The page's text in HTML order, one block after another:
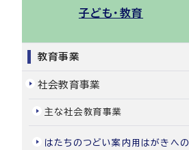
子ども・教育
教育事業
社会教育事業
主な社会教育事業
はたちのつどい案内用はがきへの